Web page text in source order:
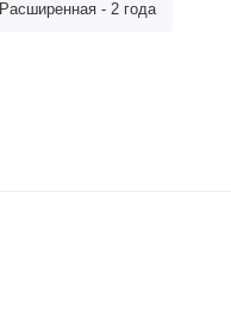
Расширенная - 2 года